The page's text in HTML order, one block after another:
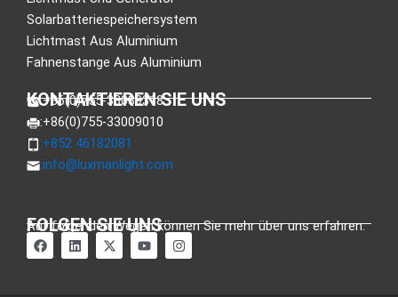
Solarbatteriespeichersystem
Lichtmast Aus Aluminium
Fahnenstange Aus Aluminium
KONTAKTIEREN SIE UNS
:+86(0)755-33089318
:+86(0)755-33009010
:+852 46182081
:info@luxmanlight.com
FOLGEN SIE UNS
Auf folgenden Wegen können Sie mehr über uns erfahren.
a
u
f
L
i
n
X
-
T
Y
o
u
I
n
s